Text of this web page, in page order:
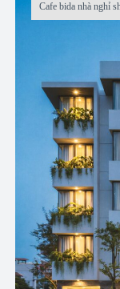
Cafe bida nhà nghỉ